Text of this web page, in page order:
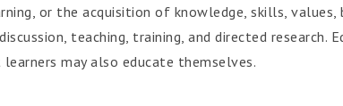
or the acquisition of knowledge, skills, values,
teaching, training, and directed research.
may also educate themselves.